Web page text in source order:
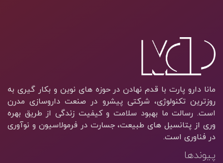
مانا دارو پارت با قدم نهادن در حوزه های نوین و بکار گیری به
روزترین تکنولوژی، شرکتی پیشرو در صنعت داروسازی مدرن
است. رسالت ما بهبود سلامت و کیفیت زندگی از طریق بهره
وری از پتانسیل های طبیعت، جسارت در فرمولاسیون و نوآوری
در فناوری است.
پیوندها